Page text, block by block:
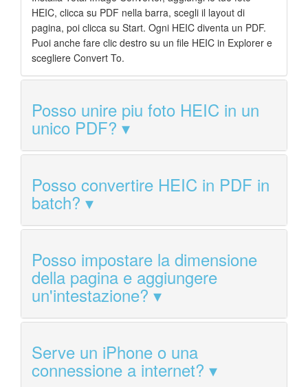
HEIC, clicca su PDF nella barra, scegli il layout di
pagina, poi clicca su Start. Ogni HEIC diventa un PDF.
Puoi anche fare clic destro su un file HEIC in Explorer e
scegliere Convert To.
Posso unire piu foto HEIC in un
unico PDF?
Posso convertire HEIC in PDF in
batch?
Posso impostare la dimensione
della pagina e aggiungere
un'intestazione?
Serve un iPhone o una
connessione a internet?